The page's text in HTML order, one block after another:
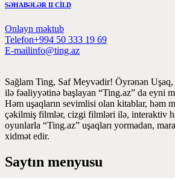
SƏHABƏLƏR II CİLD
Onlayn məktub
Telefon+994 50 333 19 69
E-mailinfo@ting.az
Sağlam Ting, Saf Meyvədir! Öyrənən Uşaq,
ilə fəaliyyətinə başlayan “Ting.az” da eyni
Həm uşaqların sevimlisi olan kitablar, həm
çəkilmiş filmlər, cizgi filmləri ilə, interaktiv
oyunlarla “Ting.az” uşaqları yormadan,
xidmət edir.
Saytın menyusu